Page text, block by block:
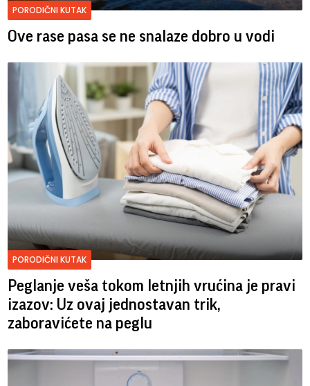
PORODIČNI KUTAK
Ove rase pasa se ne snalaze dobro u vodi
PORODIČNI KUTAK
Peglanje veša tokom letnjih vrućina je pravi
izazov: Uz ovaj jednostavan trik,
zaboravićete na peglu